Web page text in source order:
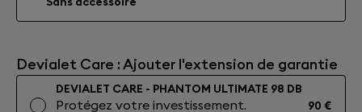
Devialet Care : Ajouter l'extension de garantie
DEVIALET CARE - PHANTOM ULTIMATE 98 DB
Protégez votre investissement. 90 €